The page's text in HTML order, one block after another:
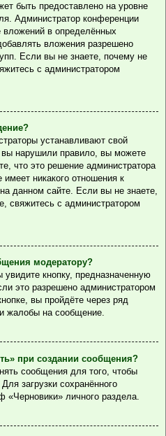
быть предоставлено на уровне
Администратор конференции
в определённых
вложения разрешено
Если вы не знаете, почему не
с администратором
устанавливают свой
нарушили правило, вы можете
что это решение администратора
никакого отношения к
данном сайте. Если вы не знаете,
свяжитесь с администратором
модератору?
кнопку, предназначенную
это разрешено администратором
вы пройдёте через ряд
жалобы на сообщение.
при создании сообщения?
сообщения для того, чтобы
загрузки сохранённого
«Черновики» личного раздела.